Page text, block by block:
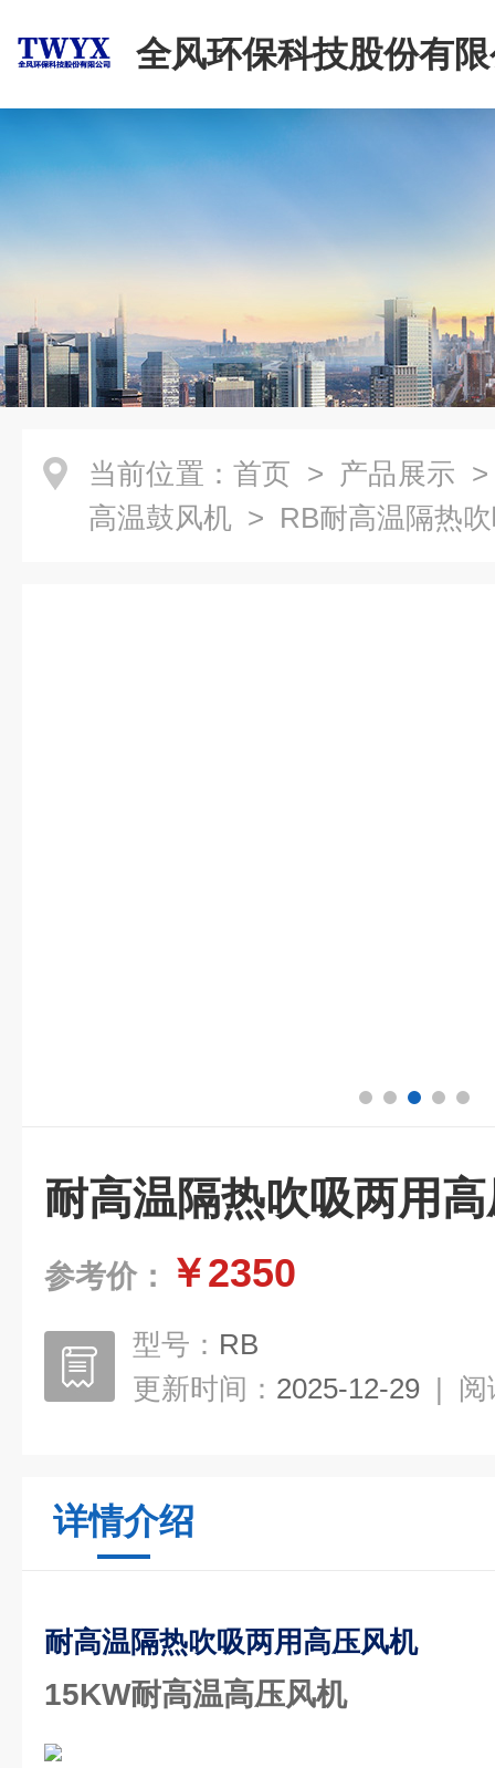
全风环保科技股份有
当前位置： 首页 > 产品展示
高温鼓风机 > RB耐高温隔热
耐高温隔热吹吸两用
参考价： ￥2350
型号： RB
更新时间： 2025-12-29 | 阅
详情介绍
耐高温隔热吹吸两用高压风机
15KW耐高温高压风机